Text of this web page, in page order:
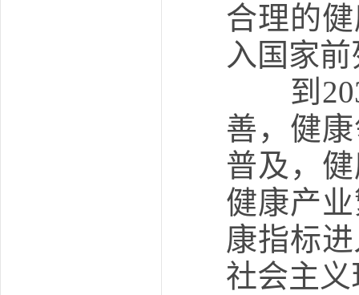
合理的
入国家
到
善，健
普及，
健康产
康指标
社会主